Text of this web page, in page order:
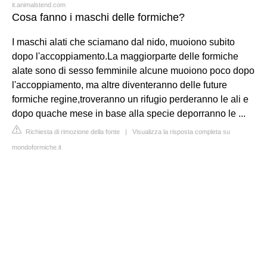
it.animalstend.com
Cosa fanno i maschi delle formiche?
I maschi alati che sciamano dal nido, muoiono subito
dopo l'accoppiamento.La maggiorparte delle formiche
alate sono di sesso femminile alcune muoiono poco dopo
l'accoppiamento, ma altre diventeranno delle future
formiche regine,troveranno un rifugio perderanno le ali e
dopo quache mese in base alla specie deporranno le ...
Richiesta di rimozione della fonte | Visualizza la risposta completa su
mondoformiche.it